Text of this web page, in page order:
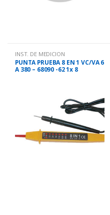
INST. DE MEDICION
PUNTA PRUEBA 8 EN 1 VC/VA 6
A 380 – 68090 -62 1x 8